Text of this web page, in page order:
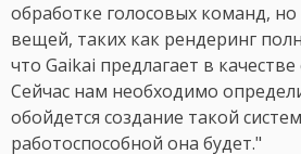
обработке голосовых команд,
вещей, таких как рендеринг
что Gaikai предлагает в качестве
Сейчас нам необходимо
обойдется создание такой
работоспособной она будет."